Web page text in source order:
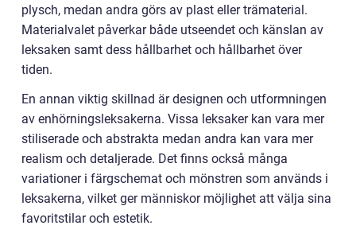
plysch, medan andra görs av plast eller trämaterial.
Materialvalet påverkar både utseendet och känslan av
leksaken samt dess hållbarhet och hållbarhet över
tiden.
En annan viktig skillnad är designen och utformningen
av enhörningsleksakerna. Vissa leksaker kan vara mer
stiliserade och abstrakta medan andra kan vara mer
realism och detaljerade. Det finns också många
variationer i färgschemat och mönstren som används i
leksakerna, vilket ger människor möjlighet att välja sina
favoritstilar och estetik.